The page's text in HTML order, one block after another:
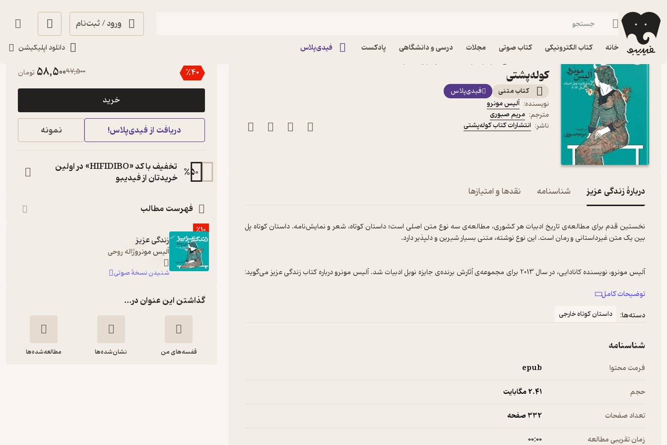
ورود / ثبت‌نام
خانه کتاب الکترونیکی کتاب صوتی مجلات درسی و دانشگاهی پادکست فیدی‌پلاس دانلود اپلیکیشن
فیدیبو کتاب الکترونیکی
کوله‌پشتی
کتاب متنی
فیدی‌پلاس
نویسنده: آلیس مونرو
مترجم: مریم صبوری
ناشر: انتشارات کتاب کوله‌پشتی
دربارۀ زندگی عزیز شناسنامه نقدها و امتیازها
نخستین قدم برای مطالعه‌ی تاریخ ادبیات هر کشوری، مطالعه‌ی سه نوع متن اصلی است؛ داستان کوتاه، شعر و نمایش‌نامه. داستان کوتاه پل
بین یک متن غیرداستانی و رمان است. این نوع نوشته، متنی بسیار شیرین و دلپذیر دارد.
آلیس مونرو، نویسنده کانادایی، در سال 2013 برای مجموعه‌ی آثارش برنده‌ی جایزه نوبل ادبیات شد. آلیس مونرودرباره کتاب زندگی عزیز می‌گوید:
چرا باید این کتاب را خواند؟
آدم‌های معمولی بیرون می‌آید. این داستان‌ها درباره‌ی موضوعاتی مانند عشق، جدایی، امنیت و... هستند. نکته جالب درباره‌ی این کتاب عدم نیاز
به رعایت نظم کتاب است؛ یعنی شما می‌توانید هر داستان را هر زمانی که دوست داشتید مطالعه کنید و به دلیل حجم کم این داستان‌ها می‌توانید
هر داستان را در یک ساعت بخوانید. خواندن داستان‌های این کتاب می‌تواند گزینه‌ی مناسبی برای پر کردن اوقات فراغت شما باشد.
توضیحات کامل
دسته‌ها:
داستان کوتاه خارجی
شناسنامه
فرمت محتوا epub
حجم 2.۴۱ مگابایت
تعداد صفحات 332 صفحه
زمان تقریبی مطالعه ۰۰:۰۰
٪40
97,500
58,500 تومان
خرید
دریافت از فیدی‌پلاس! نمونه
%50
تخفیف با کد «HIFIDIBO» در اولین
خریدتان از فیدیبو
فهرست مطالب
٪10
زندگی عزیز
آلیس مونروژاله روحی
شنیدن نسخۀ صوتی
گذاشتن این عنوان در...
قفسه‌های من نشان‌شده‌ها مطالعه‌شده‌ها